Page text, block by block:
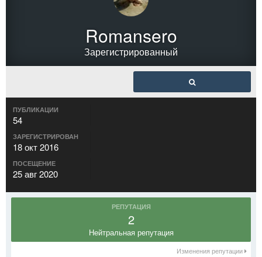
Romansero
Зарегистрированный
ПУБЛИКАЦИИ
54
ЗАРЕГИСТРИРОВАН
18 окт 2016
ПОСЕЩЕНИЕ
25 авг 2020
РЕПУТАЦИЯ
2
Нейтральная репутация
Изменения репутации